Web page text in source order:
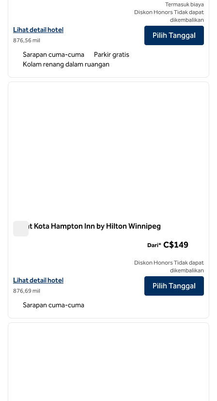
Lihat detail hotel untuk Hampton Inn & Suites by Hilton Edmonton/
Lihat detail hotel
876,56 mil
Termasuk biaya
Diskon Honors Tidak dapat
dikembalikan
Pilih Tanggal
Sarapan cuma-cuma
Parkir gratis
Kolam renang dalam ruangan
1 dari 12
Pusat Kota Hampton Inn by Hilton Winnipeg
Lihat detail hotel untuk Hampton Inn by Hilton Winnipeg Downtown
Lihat detail hotel
876,69 mil
Dari* C$149
Diskon Honors Tidak dapat
dikembalikan
Pilih Tanggal
Sarapan cuma-cuma
1 dari 12